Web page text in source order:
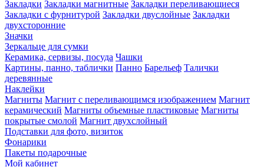
Закладки Закладки магнитные Закладки переливающиеся
Закладки с фурнитурой Закладки двуслойные Закладки
двухсторонние
Значки
Зеркальце для сумки
Керамика, сервизы, посуда Чашки
Картины, панно, таблички Панно Барельеф Талички
деревянные
Наклейки
Магниты Магнит с переливающимся изображением Магнит
керамический Магниты объемные пластиковые Магниты
покрытые смолой Магнит двухслойный
Подставки для фото, визиток
Фонарики
Пакеты подарочные
Мой кабинет